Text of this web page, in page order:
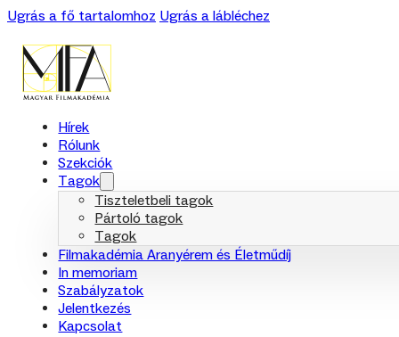
Ugrás a fő tartalomhoz Ugrás a lábléchez
Hírek
Rólunk
Szekciók
Tagok
Tiszteletbeli tagok
Pártoló tagok
Tagok
Filmakadémia Aranyérem és Életműdíj
In memoriam
Szabályzatok
Jelentkezés
Kapcsolat